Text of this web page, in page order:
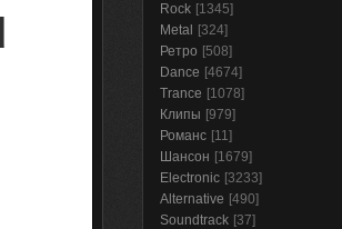
Rock [1345]
Metal
[324]
Ретро [508]
Dance [4674]
Trance [1078]
Клипы [979]
Романс [11]
Шансон [1679]
Electronic [3233]
Alternative [490]
Soundtrack [37]